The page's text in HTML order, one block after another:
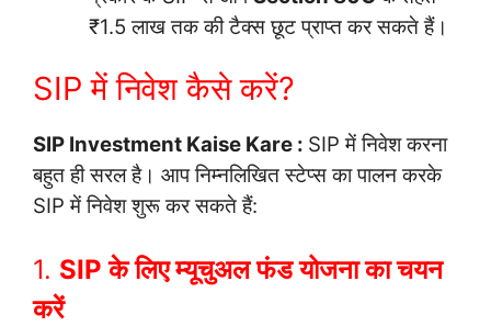
₹1.5 लाख तक की टैक्स छूट प्राप्त कर सकते हैं।
SIP में निवेश कैसे करें?
SIP Investment Kaise Kare : SIP में निवेश करना
बहुत ही सरल है। आप निम्नलिखित स्टेप्स का पालन करके
SIP में निवेश शुरू कर सकते हैं:
1. SIP के लिए म्यूचुअल फंड योजना का चयन
करें